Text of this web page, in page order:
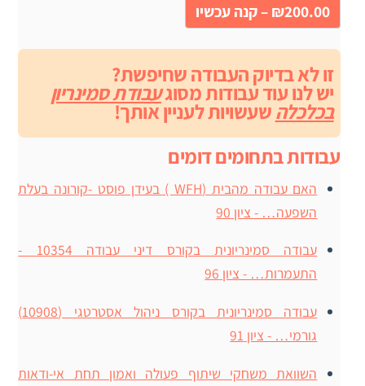
₪200.00 – קנה עכשיו
זו לא בדיוק העבודה שחיפשת?
יש לנו עוד עבודות מסוגעבודת סמינריון
בכלכלהשעשויות לעניין אותך!
עבודות בתחומים דומים
האם עבודה מהבית (WFH ) בעידן פוסט -קורונה בעלת
השפעה… - ציון 90
עבודה סמינריונית בקורס דיני עבודה 10354 -
התעמרות… - ציון 96
עבודה סמינריונית בקורס ניהול אסטרטגי (10908)
גורמי… - ציון 91
השוואת משחקי שיתוף פעולה ואמון תחת אי-ודאות